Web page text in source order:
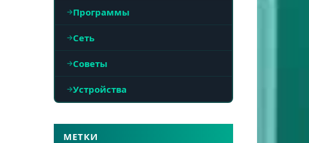
Программы
Сеть
Советы
Устройства
МЕТКИ